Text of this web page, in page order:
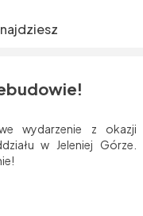
wydarzenie z okazji
w Jeleniej Górze.